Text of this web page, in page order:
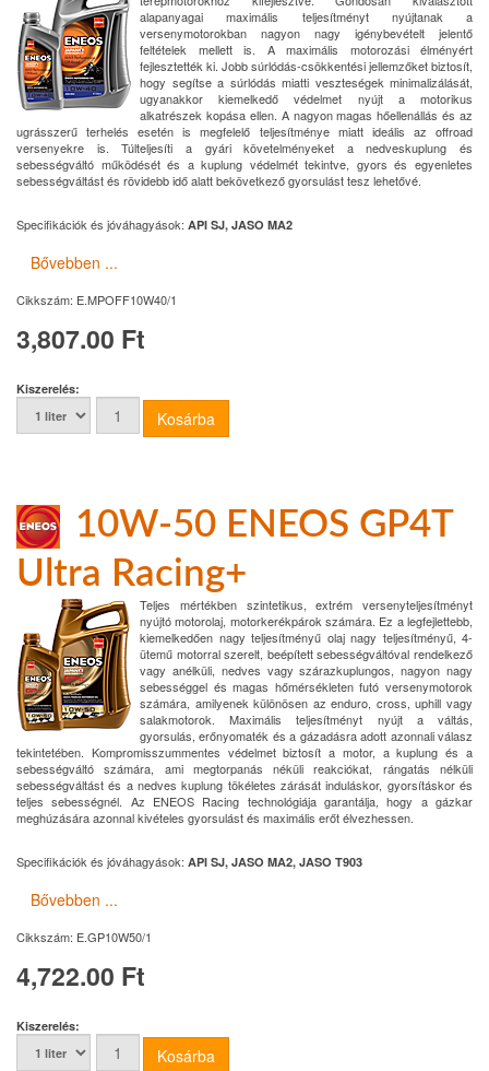
alapanyagai maximális teljesítményt nyújtanak a
versenymotorokban nagyon nagy igénybevételt jelentő
feltételek mellett is. A maximális motorozási élményért
fejlesztették ki. Jobb súrlódás-csökkentési jellemzőket biztosít,
hogy segítse a súrlódás miatti veszteségek minimalizálását,
ugyanakkor kiemelkedő védelmet nyújt a motorikus
alkatrészek kopása ellen. A nagyon magas hőellenállás és az
ugrásszerű terhelés esetén is megfelelő teljesítménye miatt ideális az offroad
versenyekre is. Túlteljesíti a gyári követelményeket a nedveskuplung és
sebességváltó működését és a kuplung védelmét tekintve, gyors és egyenletes
sebességváltást és rövidebb idő alatt bekövetkező gyorsulást tesz lehetővé.
Specifikációk és jóváhagyások: API SJ, JASO MA2
Bővebben ...
Cikkszám: E.MPOFF10W40/1
3,807.00 Ft
Kiszerelés:
10W-50 ENEOS GP4T
Ultra Racing+
Teljes mértékben szintetikus, extrém versenyteljesítményt
nyújtó motorolaj, motorkerékpárok számára. Ez a legfejlettebb,
kiemelkedően nagy teljesítményű olaj nagy teljesítményű, 4-
ütemű motorral szerelt, beépített sebességváltóval rendelkező
vagy anélküli, nedves vagy szárazkuplungos, nagyon nagy
sebességgel és magas hőmérsékleten futó versenymotorok
számára, amilyenek különösen az enduro, cross, uphill vagy
salakmotorok. Maximális teljesítményt nyújt a váltás,
gyorsulás, erőnyomaték és a gázadásra adott azonnali válasz
tekintetében. Kompromisszummentes védelmet biztosít a motor, a kuplung és a
sebességváltó számára, ami megtorpanás néküli reakciókat, rángatás nélküli
sebességváltást és a nedves kuplung tökéletes zárását induláskor, gyorsításkor és
teljes sebességnél. Az ENEOS Racing technológiája garantálja, hogy a gázkar
meghúzására azonnal kivételes gyorsulást és maximális erőt élvezhessen.
Specifikációk és jóváhagyások: API SJ, JASO MA2, JASO T903
Bővebben ...
Cikkszám: E.GP10W50/1
4,722.00 Ft
Kiszerelés: